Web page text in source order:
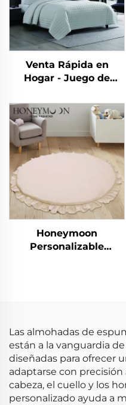
Venta Rápida en
Hogar - Juego de
Suaves de Franela
Polar Reversibles y
Plush para Dormitorio
Honeymoon
Personalizable
Juego para Bebé para
el Suelo
Las almohadas de
están a la vanguardia
diseñadas para ofrecer
adaptarse con precisión
cabeza, el cuello y los
personalizado ayuda a